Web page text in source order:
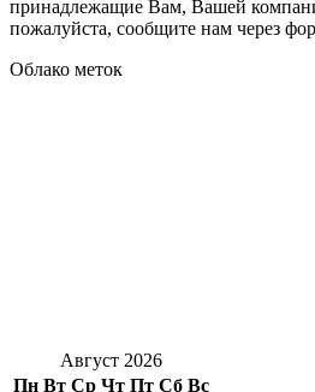
принадлежащие Вам, Вашей
пожалуйста, сообщите нам через
Облако меток
Август 2026
Пн Вт Ср Чт Пт Сб Вс